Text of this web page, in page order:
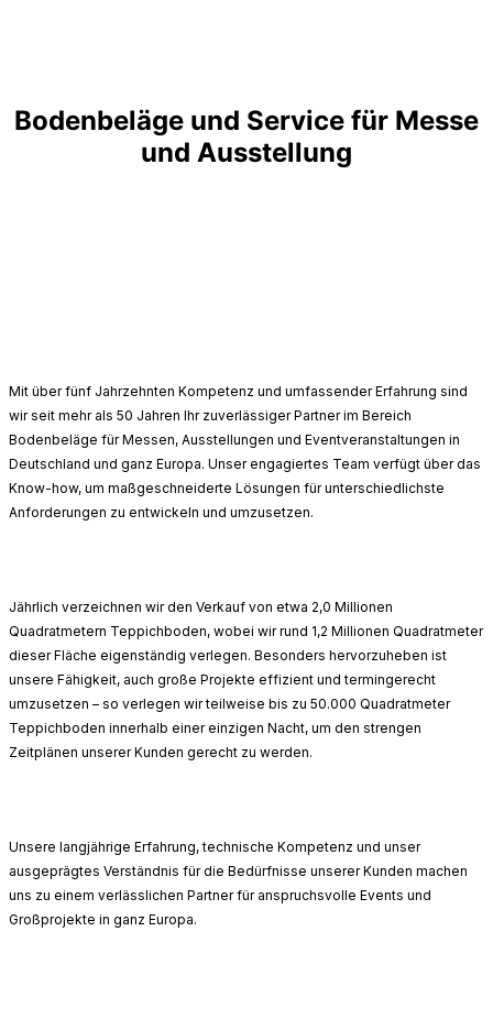
Bodenbeläge und Service für Messe
und Ausstellung
Mit über fünf Jahrzehnten Kompetenz und umfassender Erfahrung sind
wir seit mehr als 50 Jahren Ihr zuverlässiger Partner im Bereich
Bodenbeläge für Messen, Ausstellungen und Eventveranstaltungen in
Deutschland und ganz Europa. Unser engagiertes Team verfügt über das
Know-how, um maßgeschneiderte Lösungen für unterschiedlichste
Anforderungen zu entwickeln und umzusetzen.
Jährlich verzeichnen wir den Verkauf von etwa 2,0 Millionen
Quadratmetern Teppichboden, wobei wir rund 1,2 Millionen Quadratmeter
dieser Fläche eigenständig verlegen. Besonders hervorzuheben ist
unsere Fähigkeit, auch große Projekte effizient und termingerecht
umzusetzen – so verlegen wir teilweise bis zu 50.000 Quadratmeter
Teppichboden innerhalb einer einzigen Nacht, um den strengen
Zeitplänen unserer Kunden gerecht zu werden.
Unsere langjährige Erfahrung, technische Kompetenz und unser
ausgeprägtes Verständnis für die Bedürfnisse unserer Kunden machen
uns zu einem verlässlichen Partner für anspruchsvolle Events und
Großprojekte in ganz Europa.